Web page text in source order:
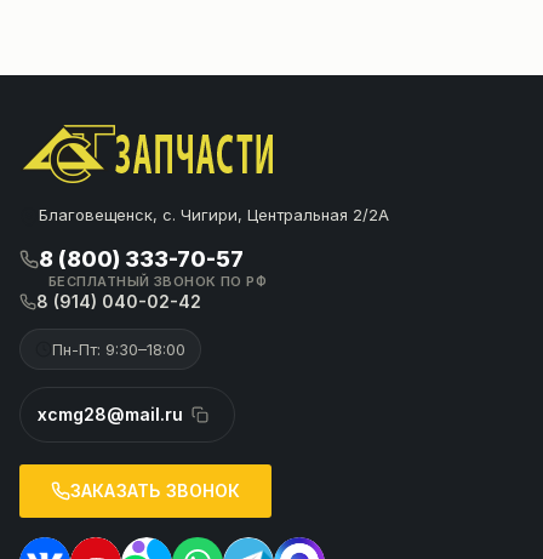
Благовещенск, с. Чигири, Центральная 2/2А
8 (800) 333-70-57
БЕСПЛАТНЫЙ ЗВОНОК ПО РФ
8 (914) 040-02-42
Пн-Пт: 9:30–18:00
xcmg28@mail.ru
ЗАКАЗАТЬ ЗВОНОК